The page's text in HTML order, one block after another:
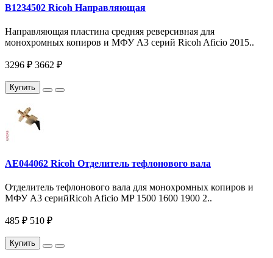
B1234502 Ricoh Направляющая
Направляющая пластина средняя реверсивная для
монохромных копиров и МФУ A3 серий Ricoh Aficio 2015..
3296 ₽ 3662 ₽
Купить
AE044062 Ricoh Отделитель тефлонового вала
Отделитель тефлонового вала для монохромных копиров и
МФУ A3 серийRicoh Aficio MP 1500 1600 1900 2..
485 ₽ 510 ₽
Купить